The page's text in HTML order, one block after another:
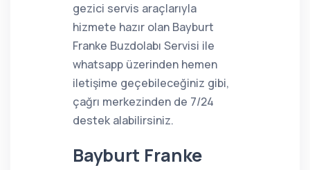
gezici servis araçlarıyla
hizmete hazır olan Bayburt
Franke Buzdolabı Servisi ile
whatsapp üzerinden hemen
iletişime geçebileceğiniz gibi,
çağrı merkezinden de 7/24
destek alabilirsiniz.
Bayburt Franke